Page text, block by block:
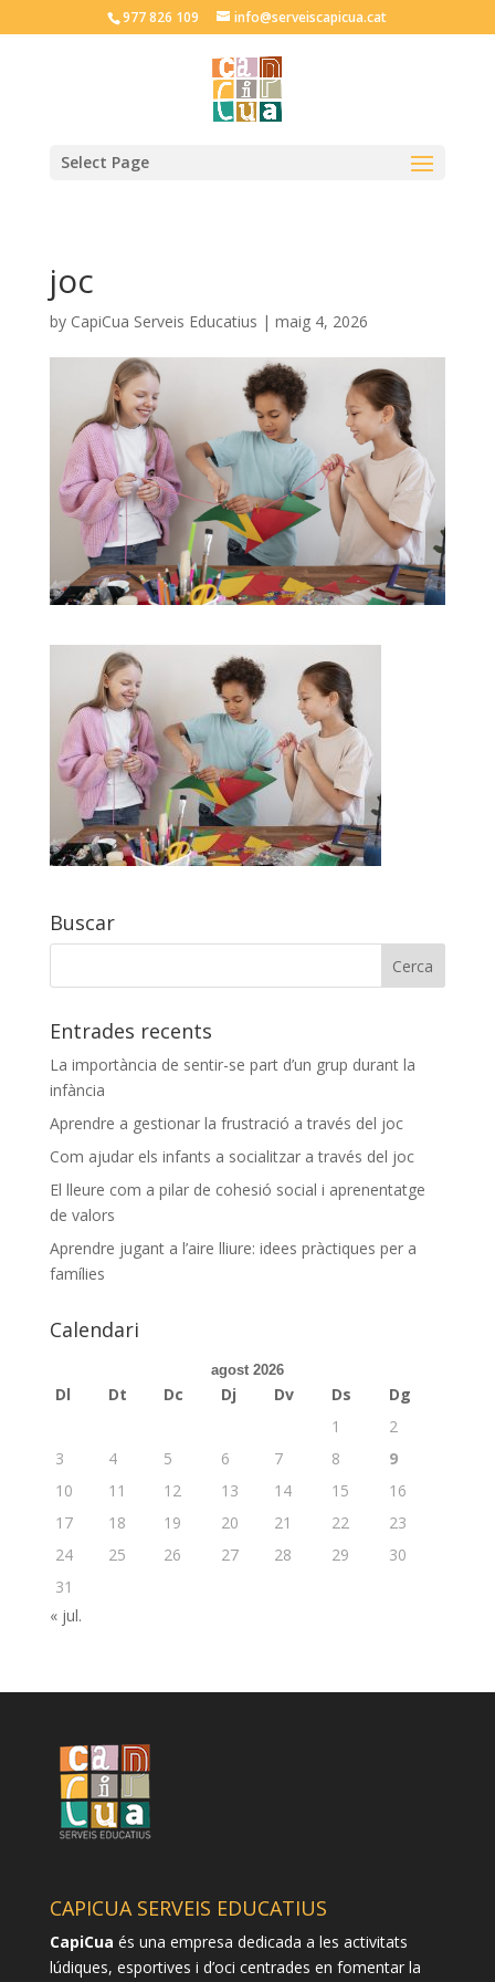
977 826 109 info@serveiscapicua.cat
Select Page
joc
by CapiCua Serveis Educatius | maig 4, 2026
Buscar
Entrades recents
La importància de sentir-se part d’un grup durant la
infància
Aprendre a gestionar la frustració a través del joc
Com ajudar els infants a socialitzar a través del joc
El lleure com a pilar de cohesió social i aprenentatge
de valors
Aprendre jugant a l’aire lliure: idees pràctiques per a
famílies
Calendari
agost 2026
Dl Dt Dc Dj Dv Ds
Dg
1
2
3
4 5 6 7 8
9
10
11 12 13 14 15
16
17
18 19 20 21 22
23
24
25 26 27 28 29
30
31
« jul.
CAPICUA SERVEIS EDUCATIUS
CapiCua és una empresa dedicada a les activitats
lúdiques, esportives i d’oci centrades en fomentar la